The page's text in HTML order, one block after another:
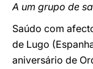
A um grupo de
Saúdo com
de Lugo
aniversário de